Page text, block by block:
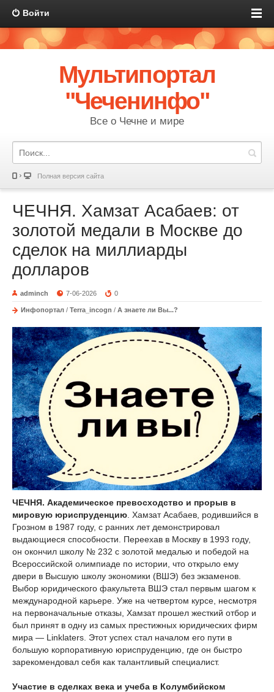
Войти
Мультипортал
"Чеченинфо"
Все о Чечне и мире
Полная версия сайта
ЧЕЧНЯ. Хамзат Асабаев: от
золотой медали в Москве до
сделок на миллиарды
долларов
adminch 7-06-2026 0
Инфопортал / Terra_incogn / А знаете ли Вы...?
ЧЕЧНЯ. Академическое превосходство и прорыв в
мировую юриспруденцию . Хамзат Асабаев, родившийся в
Грозном в 1987 году, с ранних лет демонстрировал
выдающиеся способности. Переехав в Москву в 1993 году,
он окончил школу № 232 с золотой медалью и победой на
Всероссийской олимпиаде по истории, что открыло ему
двери в Высшую школу экономики (ВШЭ) без экзаменов.
Выбор юридического факультета ВШЭ стал первым шагом к
международной карьере. Уже на четвертом курсе, несмотря
на первоначальные отказы, Хамзат прошел жесткий отбор и
был принят в одну из самых престижных юридических фирм
мира — Linklaters. Этот успех стал началом его пути в
большую корпоративную юриспруденцию, где он быстро
зарекомендовал себя как талантливый специалист.
Участие в сделках века и учеба в Колумбийском